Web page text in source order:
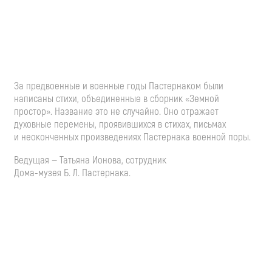
За предвоенные и военные годы Пастернаком были
написаны стихи, объединенные в сборник «Земной
простор». Название это не случайно. Оно отражает
духовные перемены, проявившихся в стихах, письмах
и неоконченных произведениях Пастернака военной поры.
Ведущая — Татьяна Ионова, сотрудник
Дома-музея Б. Л. Пастернака.